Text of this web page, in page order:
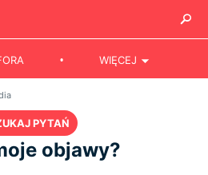
WIĘCEJ
PYTAŃ
objawy?